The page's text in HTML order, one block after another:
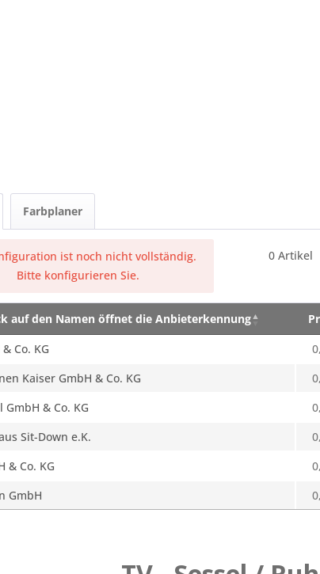
Farbplaner
ist noch nicht vollständig.
Bitte konfigurieren Sie.
0 Artikel
auf den Namen öffnet die Anbieterkennung
auf den Namen öffnet die Anbieterkennung
Co. KG
Kaiser GmbH & Co. KG
& Co. KG
Sit-Down e.K.
& Co. KG
GmbH